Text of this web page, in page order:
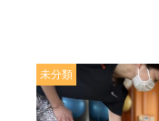
未分類